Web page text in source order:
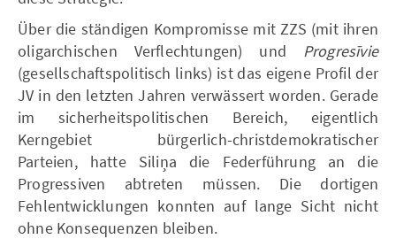
Über die ständigen Kompromisse mit ZZS (mit ihren
oligarchischen Verflechtungen) und Progresīvie
(gesellschaftspolitisch links) ist das eigene Profil der
JV in den letzten Jahren verwässert worden. Gerade
im sicherheitspolitischen Bereich, eigentlich
Kerngebiet bürgerlich-christdemokratischer
Parteien, hatte Siliņa die Federführung an die
Progressiven abtreten müssen. Die dortigen
Fehlentwicklungen konnten auf lange Sicht nicht
ohne Konsequenzen bleiben.